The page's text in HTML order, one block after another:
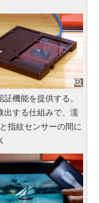
機能を提供する。
出する仕組みで、濡
指紋センサーの間に